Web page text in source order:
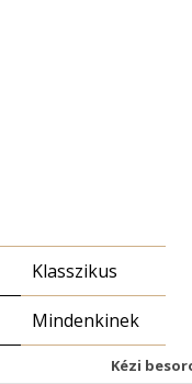
Klasszikus
Mindenkinek
Kézi